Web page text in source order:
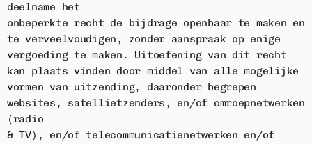
deelname het
onbeperkte recht de bijdrage openbaar te maken en
te verveelvoudigen, zonder aanspraak op enige
vergoeding te maken. Uitoefening van dit recht
kan plaats vinden door middel van alle mogelijke
vormen van uitzending, daaronder begrepen
websites, satellietzenders, en/of omroepnetwerken
(radio
& TV), en/of telecommunicatienetwerken en/of